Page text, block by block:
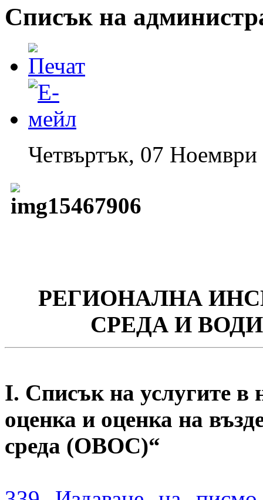
Списък на
Четвъртък, 07
РЕГИОНАЛНА
СРЕДА И
I. Списък на услугите в
оценка и оценка на
среда (ОВОС)“